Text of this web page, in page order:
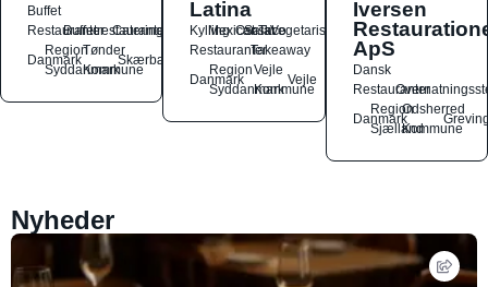
Buffet
Restauranter
Buffetrestauranter
Catering
Danmark
Region
Syddanmark
Tønder
Kommune
Skærbæk
Latina
Kylling
Mexicansk
OstSalat
TacoVegetarisk
RestauranterTakeaway
Danmark
Region
Syddanmark
Vejle
Kommune
Vejle
Iversen
ApS
Dansk
Restauranter
Danmark
Region
Sjælland
Odsherred
Kommune
Nyheder